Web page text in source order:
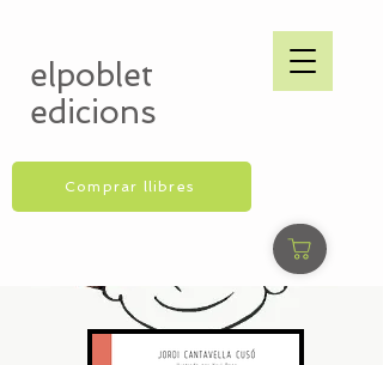
elpoblet
edicions
Comprar llibres